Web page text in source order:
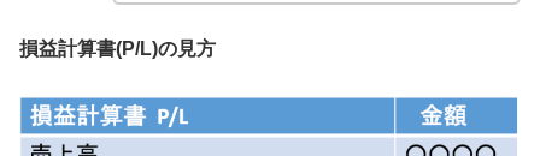
損益計算書(P/L)の見方